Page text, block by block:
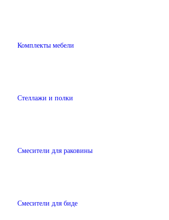
Комплекты мебели
Стеллажи и полки
Смесители для раковины
Смесители для биде